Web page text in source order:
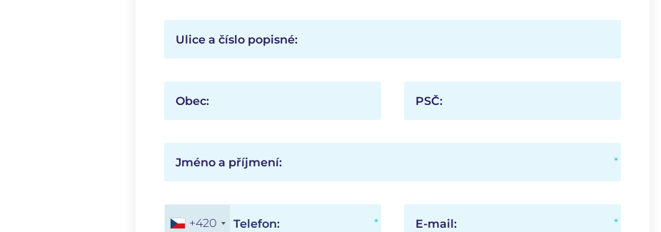
Ulice a číslo popisné:
Obec: PSČ:
Jméno a příjmení:
Telefon:
+420 E-mail: